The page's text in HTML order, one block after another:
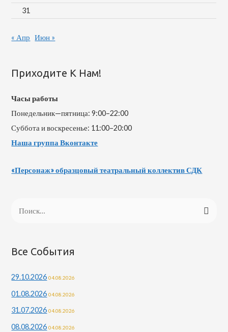
31
« Апр Июн »
Приходите К Нам!
Часы работы
Понедельник—пятница: 9:00–22:00
Суббота и воскресенье: 11:00–20:00
Наша группа Вконтакте
«Персонаж» образцовый театральный коллектив СДК
Все События
29.10.2026 04.08.2026
01.08.2026 04.08.2026
31.07.2026 04.08.2026
08.08.2026 04.08.2026